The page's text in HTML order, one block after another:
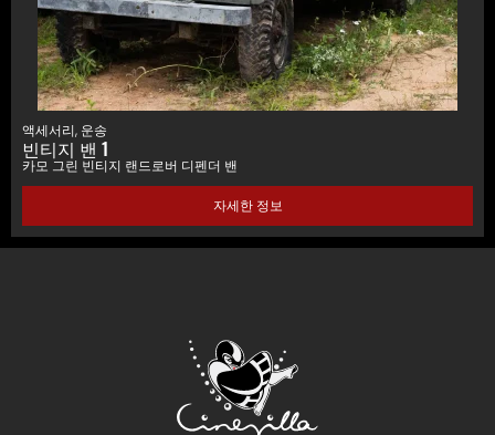
액세서리, 운송
빈티지 밴 1
카모 그린 빈티지 랜드로버 디펜더 밴
자세한 정보